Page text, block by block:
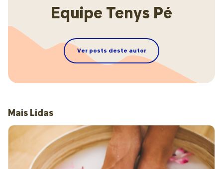
Equipe Tenys Pé
Ver posts deste autor
Mais Lidas